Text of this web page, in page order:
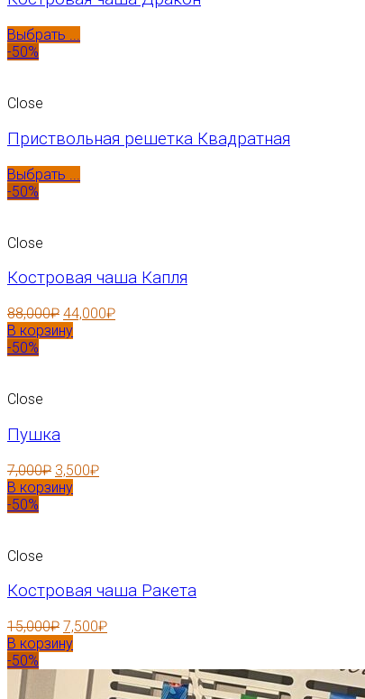
Выбрать ...
-50%
Close
Приствольная решетка Квадратная
Выбрать ...
-50%
Close
Костровая чаша Капля
88,000₽ 44,000₽
В корзину
-50%
Close
Пушка
7,000₽ 3,500₽
В корзину
-50%
Close
Костровая чаша Ракета
15,000₽ 7,500₽
В корзину
-50%